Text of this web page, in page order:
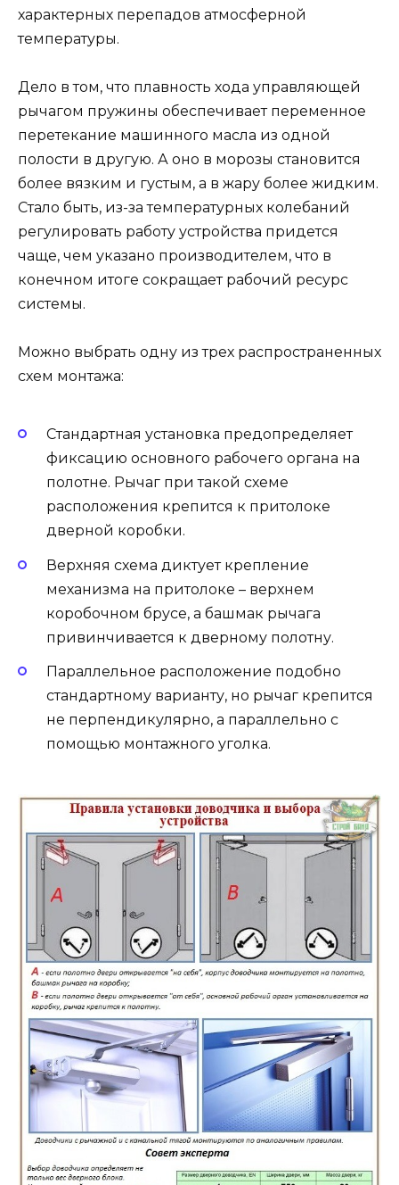
характерных перепадов атмосферной
температуры.
Дело в том, что плавность хода управляющей
рычагом пружины обеспечивает переменное
перетекание машинного масла из одной
полости в другую. А оно в морозы становится
более вязким и густым, а в жару более жидким.
Стало быть, из-за температурных колебаний
регулировать работу устройства придется
чаще, чем указано производителем, что в
конечном итоге сокращает рабочий ресурс
системы.
Можно выбрать одну из трех распространенных
схем монтажа:
Стандартная установка предопределяет
фиксацию основного рабочего органа на
полотне. Рычаг при такой схеме
расположения крепится к притолоке
дверной коробки.
Верхняя схема диктует крепление
механизма на притолоке – верхнем
коробочном брусе, а башмак рычага
привинчивается к дверному полотну.
Параллельное расположение подобно
стандартному варианту, но рычаг крепится
не перпендикулярно, а параллельно с
помощью монтажного уголка.